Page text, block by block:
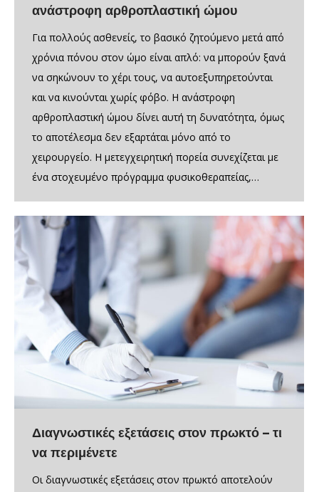
ανάστροφη αρθροπλαστική ώμου
Για πολλούς ασθενείς, το βασικό ζητούμενο μετά από
χρόνια πόνου στον ώμο είναι απλό: να μπορούν ξανά
να σηκώνουν το χέρι τους, να αυτοεξυπηρετούνται
και να κινούνται χωρίς φόβο. Η ανάστροφη
αρθροπλαστική ώμου δίνει αυτή τη δυνατότητα, όμως
το αποτέλεσμα δεν εξαρτάται μόνο από το
χειρουργείο. Η μετεγχειρητική πορεία συνεχίζεται με
ένα στοχευμένο πρόγραμμα φυσικοθεραπείας,…
Διαγνωστικές εξετάσεις στον πρωκτό – τι
να περιμένετε
Οι διαγνωστικές εξετάσεις στον πρωκτό αποτελούν